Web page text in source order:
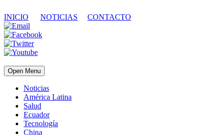
INICIO NOTICIAS CONTACTO
Open Menu
Noticias
América Latina
Salud
Ecuador
Tecnología
China